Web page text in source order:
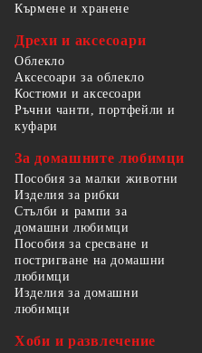
Кърмене и хранене
Дрехи и аксесоари
Облекло
Аксесоари за облекло
Костюми и аксесоари
Ръчни чанти, портфейли и
куфари
За домашните любимци
Пособия за малки животни
Изделия за рибки
Стълби и рампи за
домашни любимци
Пособия за сресване и
постригване на домашни
любимци
Изделия за домашни
любимци
Хоби и развлечение